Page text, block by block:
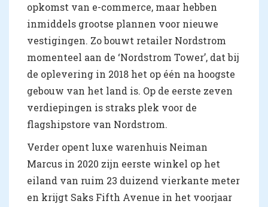
opkomst van e-commerce, maar hebben
inmiddels grootse plannen voor nieuwe
vestigingen. Zo bouwt retailer Nordstrom
momenteel aan de ‘Nordstrom Tower’, dat bij
de oplevering in 2018 het op één na hoogste
gebouw van het land is. Op de eerste zeven
verdiepingen is straks plek voor de
flagshipstore van Nordstrom.
Verder opent luxe warenhuis Neiman
Marcus in 2020 zijn eerste winkel op het
eiland van ruim 23 duizend vierkante meter
en krijgt Saks Fifth Avenue in het voorjaar